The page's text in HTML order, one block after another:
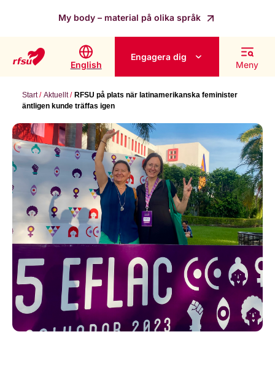
My body – material på olika språk
English
Engagera dig
Meny
Start Aktuellt
RFSU på plats när latinamerikanska feminister
äntligen kunde träffas igen